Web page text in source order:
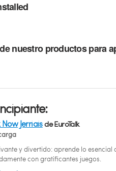
nuestro productos para
Now Jerriaisde EuroTalk
y divertido: aprende lo esencial
con gratificantes juegos.